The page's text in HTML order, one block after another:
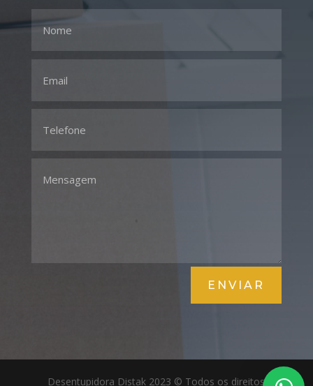
ENVIAR
Desentupidora Distak 2023 © Todos os direitos